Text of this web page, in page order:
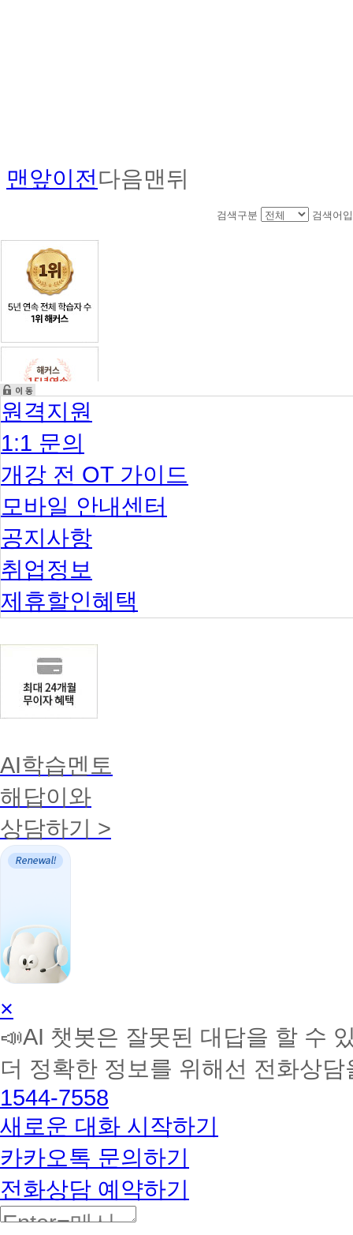
맨앞이전다음맨뒤
검색구분 검색어
원격지원
1:1 문의
개강 전 OT 가이드
모바일 안내센터
공지사항
취업정보
제휴할인혜택
AI학습멘토
해답이와
상담하기 >
AI
학
습
토
커
BETA
×
📣AI 챗봇은 잘못된 대답을 할 수
더 정확한 정보를 위해선 전화상
1544-7558
새로운 대화 시작하기
카카오톡 문의하기
전화상담 예약하기